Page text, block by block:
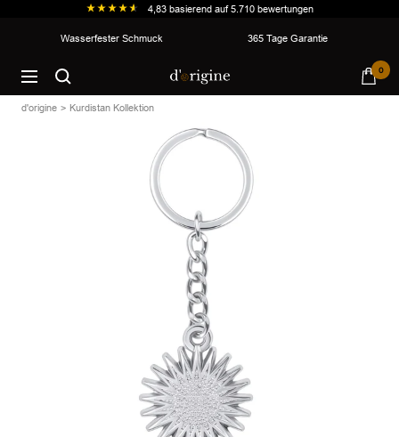
4,83 basierend auf5.710 bewertungen
Inhalt
Wasserfester Schmuck 365 Tage Garantie
Navigation
d'origine 0
d'origine Kurdistan Kollektion